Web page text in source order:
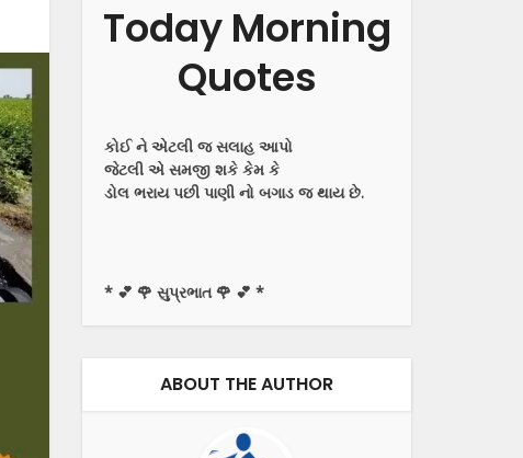
Today Morning
Quotes
કોઈ ને એટલી જ સલાહ આપો
જેટલી એ સમજી શકે કેમ કે
ડોલ ભરાય પછી પાણી નો બગાડ જ થાય છે.
* 💕 🌹 સુપ્રભાત 🌹 💕 *
ABOUT THE AUTHOR